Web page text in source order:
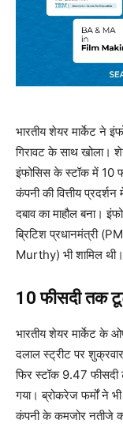
भारतीय शेयर मार्केट ने
गिरावट के साथ खोला।
इंफोसिस के स्टॉक में 10
कंपनी की वित्तीय
दबाव का माहौल बना।
ब्रिटिश प्रधानमंत्री
Murthy) भी शामिल थी।
10 फीसदी तक
भारतीय शेयर मार्केट के
दलाल स्ट्रीट पर
फिर स्टॉक 9.47
गया। ब्रोकरेज फर्मों ने
कंपनी के कमजोर नतीजे